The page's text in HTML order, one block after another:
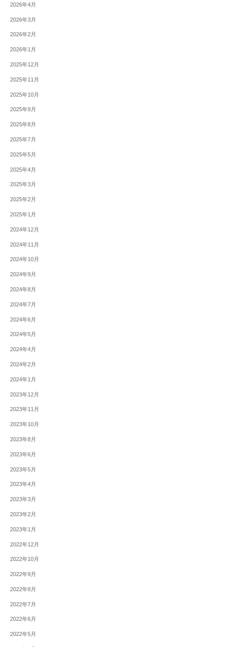
2026年4月
2026年3月
2026年2月
2026年1月
2025年12月
2025年11月
2025年10月
2025年9月
2025年8月
2025年7月
2025年5月
2025年4月
2025年3月
2025年2月
2025年1月
2024年12月
2024年11月
2024年10月
2024年9月
2024年8月
2024年7月
2024年6月
2024年5月
2024年4月
2024年2月
2024年1月
2023年12月
2023年11月
2023年10月
2023年8月
2023年6月
2023年5月
2023年4月
2023年3月
2023年2月
2023年1月
2022年12月
2022年10月
2022年9月
2022年8月
2022年7月
2022年6月
2022年5月